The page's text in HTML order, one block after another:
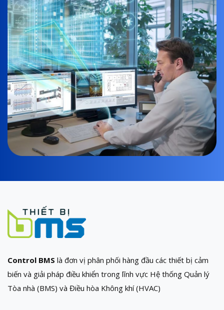
Control BMS là đơn vị phân phối hàng đầu các thiết bị cảm
biến và giải pháp điều khiển trong lĩnh vực Hệ thống Quản lý
Tòa nhà (BMS) và Điều hòa Không khí (HVAC)